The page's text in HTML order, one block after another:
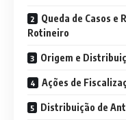
Queda de Casos
Rotineiro
Origem e
Ações de
Distribuição de